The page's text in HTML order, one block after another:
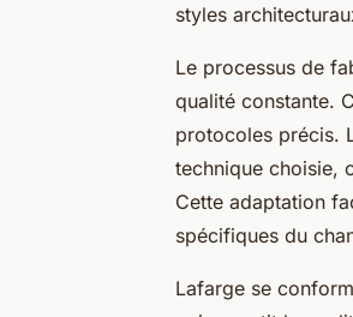
styles
Le processus de
qualité constante.
protocoles précis.
technique choisie,
Cette adaptation
spécifiques du
Lafarge se